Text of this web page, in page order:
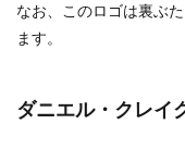
なお、このロゴは裏ぶ
ます。
ダニエル・クレイ